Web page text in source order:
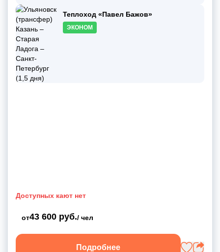
Теплоход «Павел Бажов»
ЭКОНОМ
Доступных кают нет
от43 600 руб./ чел
Подробнее